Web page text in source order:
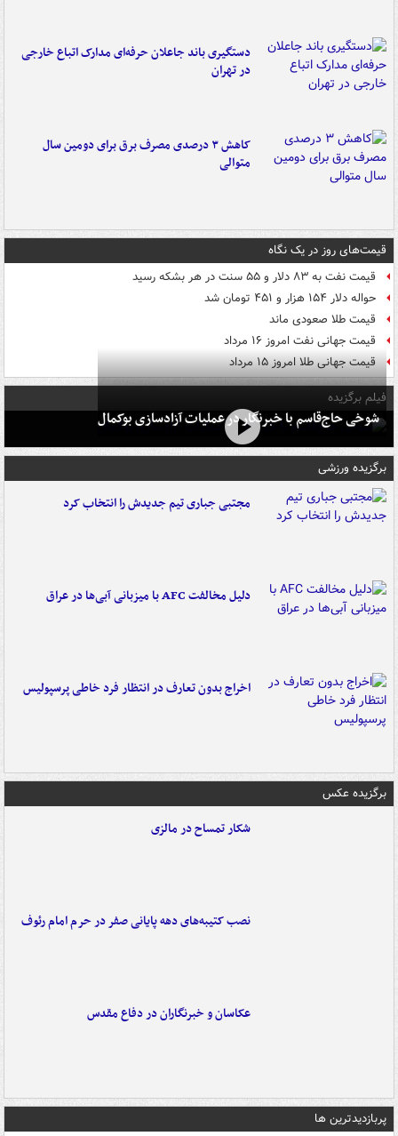
دستگیری باند جاعلان حرفه‌ای مدارک اتباع خارجی
در تهران
کاهش ۳ درصدی مصرف برق برای دومین سال
متوالی
قیمت‌های روز در یک نگاه
قیمت نفت به ۸۳ دلار و ۵۵ سنت در هر بشکه رسید
حواله دلار ۱۵۴ هزار و ۴۵۱ تومان شد
قیمت طلا صعودی ماند
قیمت جهانی نفت امروز ۱۶ مرداد
قیمت جهانی طلا امروز ۱۵ مرداد
فیلم برگزیده
شوخی حاج‌قاسم با خبرنگار در عملیات آزادسازی بوکمال
برگزیده ورزشی
مجتبی جباری تیم جدیدش را انتخاب کرد
دلیل مخالفت AFC با میزبانی آبی‌ها در عراق
اخراج بدون تعارف در انتظار فرد خاطی پرسپولیس
برگزیده عکس
شکار تمساح در مالزی
نصب کتیبه‌های دهه پایانی صفر در حرم امام رئوف
عکاسان و خبرنگاران در دفاع مقدس
پربازدیدترین ها